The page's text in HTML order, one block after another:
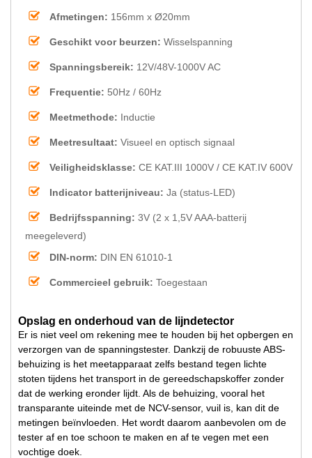
Afmetingen: 156mm x Ø20mm
Geschikt voor beurzen: Wisselspanning
Spanningsbereik: 12V/48V-1000V AC
Frequentie: 50Hz / 60Hz
Meetmethode: Inductie
Meetresultaat: Visueel en optisch signaal
Veiligheidsklasse: CE KAT.III 1000V / CE KAT.IV 600V
Indicator batterijniveau: Ja (status-LED)
Bedrijfsspanning: 3V (2 x 1,5V AAA-batterij
meegeleverd)
DIN-norm: DIN EN 61010-1
Commercieel gebruik: Toegestaan
Opslag en onderhoud van de lijndetector
Er is niet veel om rekening mee te houden bij het opbergen en
verzorgen van de spanningstester. Dankzij de robuuste ABS-
behuizing is het meetapparaat zelfs bestand tegen lichte
stoten tijdens het transport in de gereedschapskoffer zonder
dat de werking eronder lijdt. Als de behuizing, vooral het
transparante uiteinde met de NCV-sensor, vuil is, kan dit de
metingen beïnvloeden. Het wordt daarom aanbevolen om de
tester af en toe schoon te maken en af te vegen met een
vochtige doek.